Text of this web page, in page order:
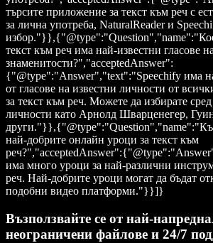
търсите приложение за текст към реч с
за лична употреба, NaturalReader и
текст към реч има най-известни гласове
знаменитости?","acceptedAnswer":
{"@type":"Answer","text":"Speechify има
от гласове на известни личности от
за текст към реч. Можете да избирате
личности като Арнолд Шварценегер,
най-добрите онлайн уроци за текст към
има много уроци за най-различни
реч. Най-добрите уроци могат да бъдат
подобни видео платформи."}}]}
Възползвайте се от най-
неограничени файлове и 24/7